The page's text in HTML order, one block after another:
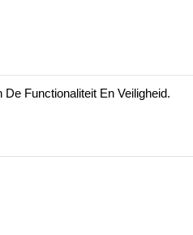
Functionaliteit En Veiligheid.